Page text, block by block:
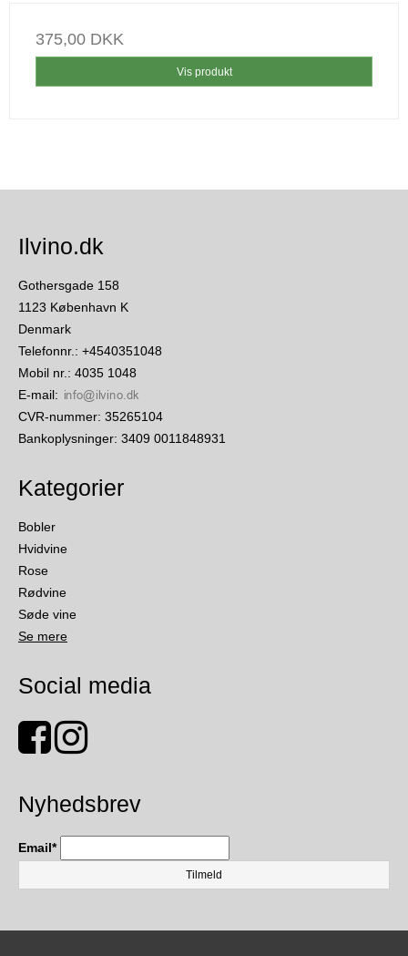
375,00 DKK
Vis produkt
Ilvino.dk
Gothersgade 158
1123 København K
Denmark
Telefonnr. : +4540351048
Mobil nr. : 4035 1048
E-mail:
CVR-nummer: 35265104
Bankoplysninger: 3409 0011848931
Kategorier
Bobler
Hvidvine
Rose
Rødvine
Søde vine
Se mere
Social media
Nyhedsbrev
Email*